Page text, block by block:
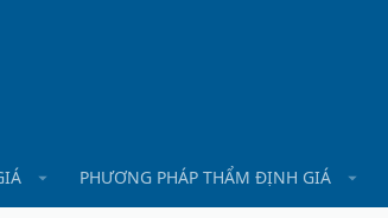
PHƯƠNG PHÁP THẨM ĐỊNH GIÁ